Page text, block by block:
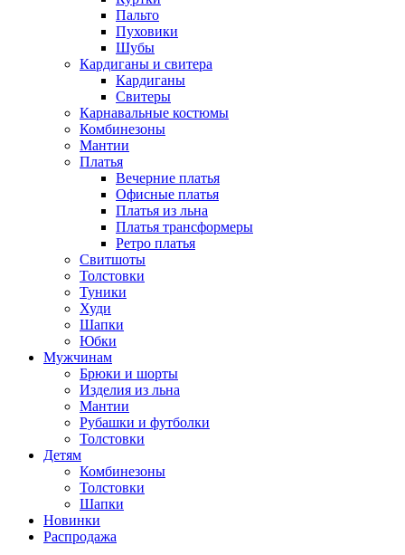
Пальто
Пуховики
Шубы
Кардиганы и свитера
Кардиганы
Свитеры
Карнавальные костюмы
Комбинезоны
Мантии
Платья
Вечерние платья
Офисные платья
Платья из льна
Платья трансформеры
Ретро платья
Свитшоты
Толстовки
Туники
Худи
Шапки
Юбки
Мужчинам
Брюки и шорты
Изделия из льна
Мантии
Рубашки и футболки
Толстовки
Детям
Комбинезоны
Толстовки
Шапки
Новинки
Распродажа